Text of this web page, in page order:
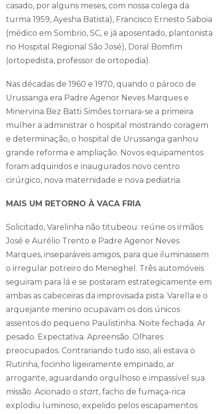
casado, por alguns meses, com nossa colega da
turma 1959, Ayesha Batista), Francisco Ernesto Saboia
(médico em Sombrio, SC, e já aposentado, plantonista
no Hospital Regional São José), Doral Bomfim
(ortopedista, professor de ortopedia).
Nas décadas de 1960 e 1970, quando o pároco de
Urussanga era Padre Agenor Neves Marques e
Minervina Bez Batti Simões tornara-se a primeira
mulher a administrar o hospital mostrando coragem
e determinação, o hospital de Urussanga ganhou
grande reforma e ampliação. Novos equipamentos
foram adquiridos e inaugurados novo centro
cirúrgico, nova maternidade e nova pediatria.
MAIS UM RETORNO À VACA FRIA
Solicitado, Varelinha não titubeou: reúne os irmãos
José e Aurélio Trento e Padre Agenor Neves
Marques, inseparáveis amigos, para que iluminassem
o irregular potreiro do Meneghel. Três automóveis
seguiram para lá e se postaram estrategicamente em
ambas as cabeceiras da improvisada pista. Varella e o
arquejante menino ocupavam os dois únicos
assentos do pequeno Paulistinha. Noite fechada. Ar
pesado. Expectativa. Apreensão. Olhares
preocupados. Contrariando tudo isso, ali estava o
Rutinha, focinho ligeiramente empinado, ar
arrogante, aguardando orgulhoso e impassível sua
missão. Acionado o start, facho de fumaça-rica
explodiu luminoso, expelido pelos escapamentos